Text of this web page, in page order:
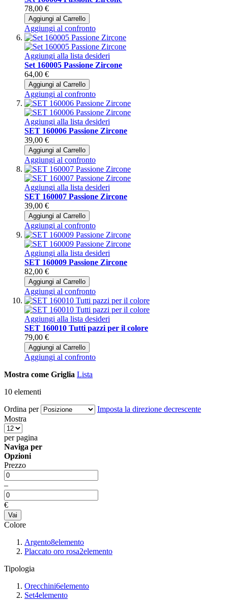
78,00 €
Aggiungi al Carrello
Aggiungi al confronto
Aggiungi alla lista desideri
Set 160005 Passione Zircone
64,00 €
Aggiungi al Carrello
Aggiungi al confronto
Aggiungi alla lista desideri
SET 160006 Passione Zircone
39,00 €
Aggiungi al Carrello
Aggiungi al confronto
Aggiungi alla lista desideri
SET 160007 Passione Zircone
39,00 €
Aggiungi al Carrello
Aggiungi al confronto
Aggiungi alla lista desideri
SET 160009 Passione Zircone
82,00 €
Aggiungi al Carrello
Aggiungi al confronto
Aggiungi alla lista desideri
SET 160010 Tutti pazzi per il colore
79,00 €
Aggiungi al Carrello
Aggiungi al confronto
Mostra come Griglia Lista
10 elementi
Ordina per
Imposta la direzione decrescente
Mostra
per pagina
Naviga per
Opzioni
Prezzo
–
€
Vai
Colore
Argento8elemento
Placcato oro rosa2elemento
Tipologia
Orecchini6elemento
Set4elemento